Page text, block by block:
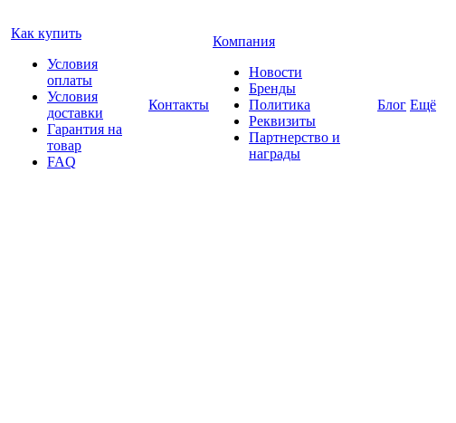
Как купить
Условия
оплаты
Условия
доставки
Гарантия на
товар
FAQ
Контакты
Компания
Новости
Бренды
Политика
Реквизиты
Партнерство и
награды
Блог Ещё